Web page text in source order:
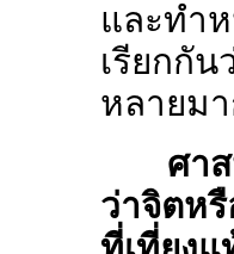
และทำ
เรียกกั
หลายม
ศา
ว่าจิตห